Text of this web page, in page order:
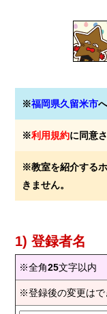
※福岡県久留米市
※利用規約に同意
※教室を紹介する
きません。
1) 登録者名
※全角25文字以内
※登録後の変更はで